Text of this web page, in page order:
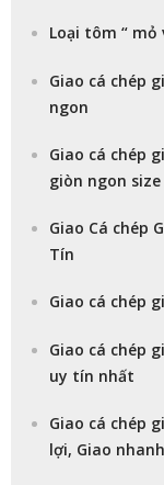
Loại tôm “ mỏ
Giao cá chép
ngon
Giao cá chép
giòn ngon size
Giao Cá chép
Tín
Giao cá chép
Giao cá chép
uy tín nhất
Giao cá chép
lợi, Giao nhanh